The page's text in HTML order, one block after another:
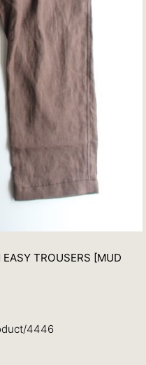
TROUSERS [MUD
4446